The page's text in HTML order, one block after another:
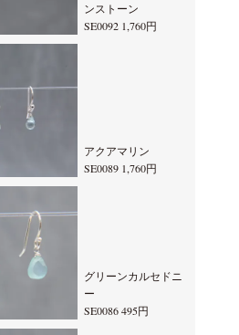
ンストーン
SE0092 1,760円
アクアマリン
SE0089 1,760円
グリーンカルセドニ
ー
SE0086 495円